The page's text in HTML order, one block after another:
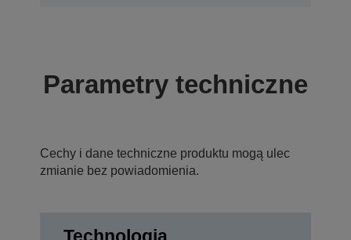
Parametry techniczne
Cechy i dane techniczne produktu mogą ulec
zmianie bez powiadomienia.
Technologia